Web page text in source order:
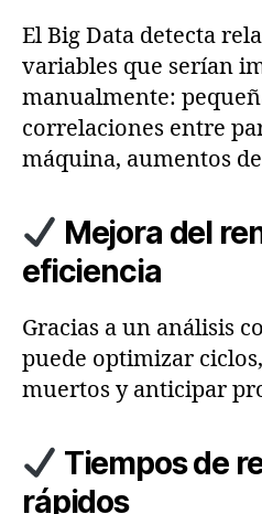
El Big Data detecta
variables que serían
manualmente:
correlaciones entre
máquina, aumentos
Mejora del
eficiencia
Gracias a un análisis
puede optimizar
muertos y anticipar
Tiempos de
rápidos